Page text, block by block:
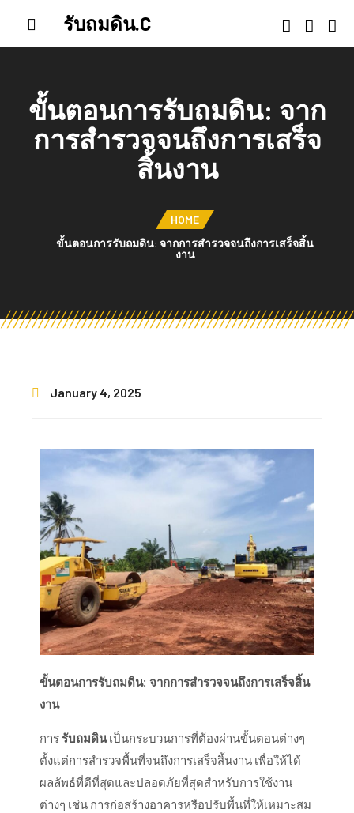
รับถมดิน.C
ขั้นตอนการรับถมดิน: จาก
การสำรวจจนถึงการเสร็จ
สิ้นงาน
HOME
ขั้นตอนการรับถมดิน: จากการสำรวจจนถึงการเสร็จสิ้น
งาน
January 4, 2025
ขั้นตอนการรับถมดิน: จากการสำรวจจนถึงการเสร็จสิ้น
งาน
การรับถมดินเป็นกระบวนการที่ต้องผ่านขั้นตอนต่างๆ
ตั้งแต่การสำรวจพื้นที่จนถึงการเสร็จสิ้นงาน เพื่อให้ได้
ผลลัพธ์ที่ดีที่สุดและปลอดภัยที่สุดสำหรับการใช้งาน
ต่างๆ เช่น การก่อสร้างอาคารหรือปรับพื้นที่ให้เหมาะสม